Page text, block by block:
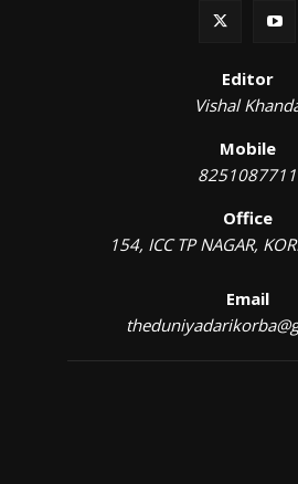
Editor
Vishal
Mobile
8251087711
Office
154, ICC TP NAGAR,
Email